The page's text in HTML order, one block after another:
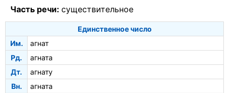
Часть речи: существительное
Единственное число
Им.
агнат
Рд.
агната
Дт.
агнату
Вн.
агната